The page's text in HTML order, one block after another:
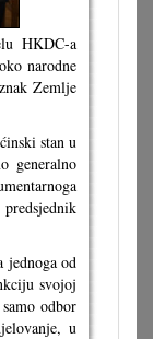
HKDC-a
narodne
Zemlje
stan u
generalno
od
svojoj
odbor
u